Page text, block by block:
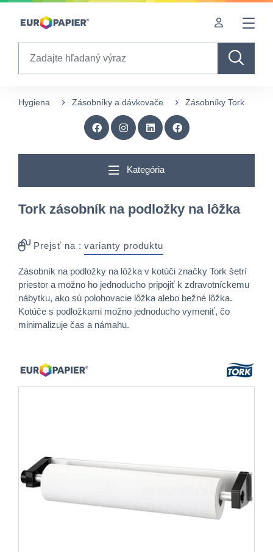
Table Of Content
Hygiena Zásobníky a dávkovače Zásobníky Tork
Kategória
Tork zásobník na podložky na lôžka
Prejsť na : varianty produktu
Zásobník na podložky na lôžka v kotúči značky Tork šetrí
priestor a možno ho jednoducho pripojiť k zdravotníckemu
nábytku, ako sú polohovacie lôžka alebo bežné lôžka.
Kotúče s podložkami možno jednoducho vymeniť, čo
minimalizuje čas a námahu.